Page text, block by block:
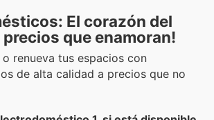
El corazón del
precios que enamoran!
renueva tus espacios con
de alta calidad a precios que no